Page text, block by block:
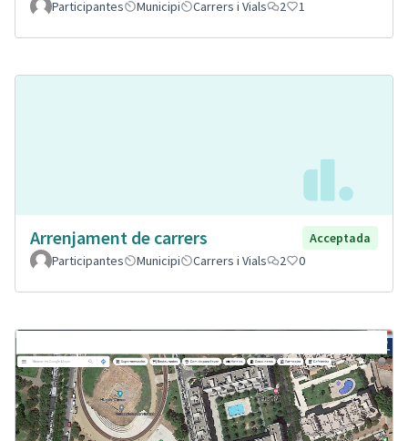
Participantes Municipi Carrers i Vials 2 1
Arrenjament de carrers
Acceptada
Participantes
Municipi Carrers i Vials 2 0